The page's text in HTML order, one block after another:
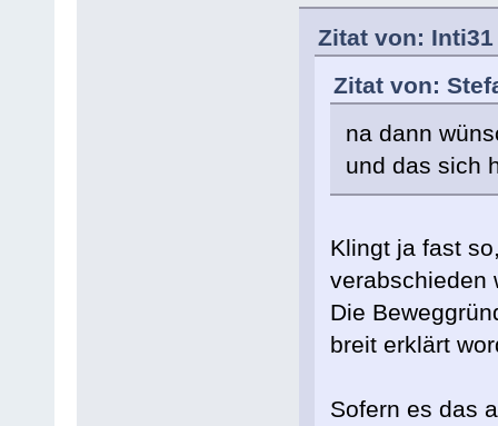
Zitat von: Inti31
Zitat von:
na dann
und das sich
Klingt ja fast
verabschieden
Die
breit erklärt
Sofern es das